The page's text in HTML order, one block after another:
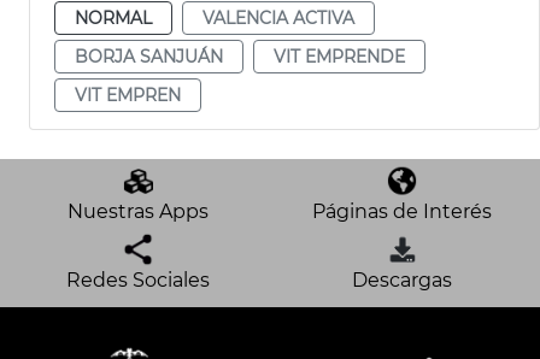
NORMAL
VALENCIA ACTIVA
BORJA SANJUÁN
VIT EMPRENDE
VIT EMPREN
Nuestras Apps Páginas de Interés
Redes Sociales Descargas